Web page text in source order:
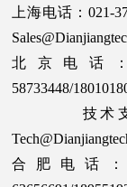
上海电话：
北京电话：
58733448/
技术支
合肥电话：